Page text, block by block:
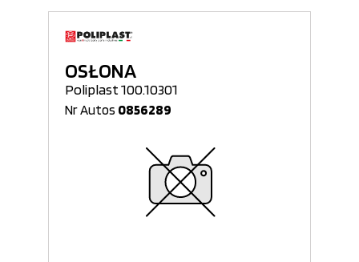
OSŁONA
Poliplast 100.10301
Nr Autos 0856289